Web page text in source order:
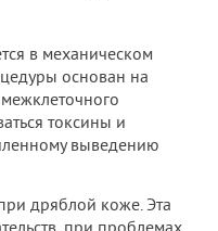
в механическом
основан на
токсины и
выведению
дряблой коже. Эта